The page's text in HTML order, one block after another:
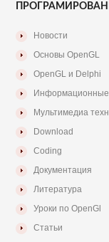
Новости
Основы OpenGL
OpenGL и Delphi
Информационные
Мультимедиа
Download
Coding
Документация
Литература
Уроки по OpenGl
Статьи